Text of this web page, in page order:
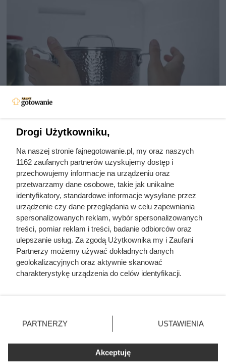
Pamiętasz ją z wakacji u babci?
Od strony dietetycznej to jeden z
najgorszych obiadów
Lekki obiad na upały? Sprawdź, czy zupa owocowa rodem
z PRL to hit na lato i czy warto przywrócić ją do domowego
menu.
Inne serwisy Grupy KB.pl
Drogi Użytkowniku,
Na naszej stronie fajnegotowanie.pl, my oraz naszych
1162 zaufanych partnerów uzyskujemy dostęp i
przechowujemy informacje na urządzeniu oraz
przetwarzamy dane osobowe, takie jak unikalne
identyfikatory, standardowe informacje wysyłane przez
urządzenie czy dane przeglądania w celu zapewniania
spersonalizowanych reklam, wybór spersonalizowanych
treści, pomiar reklam i treści, badanie odbiorców oraz
ulepszanie usług. Za zgodą Użytkownika my i Zaufani
Partnerzy możemy używać dokładnych danych
geolokalizacyjnych oraz aktywnie skanować
charakterystykę urządzenia do celów identyfikacji.
zmienić/wycofać klikając przycisk ustawień prywatności
znajdujący się w lewym dolnym rogu strony
rodzaje przetwarzania danych nie wymagają zgody
użytkownika, ale masz prawo sprzeciwić się takiemu
PARTNERZY USTAWIENIA
Akceptuję